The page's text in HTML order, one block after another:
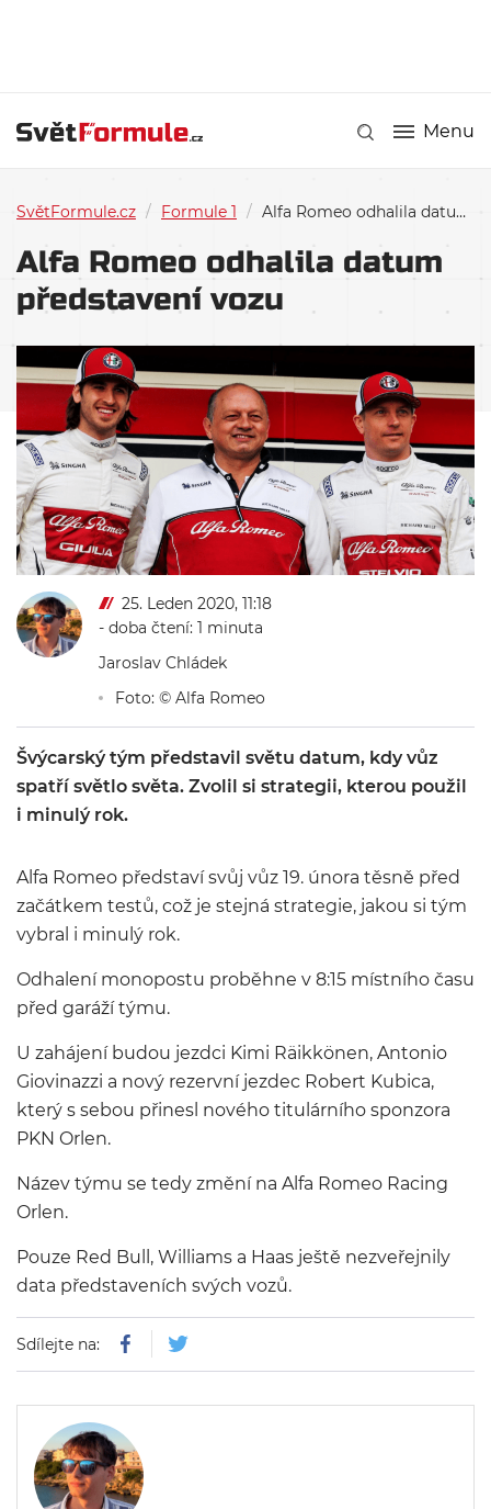
Menu
SvětFormule.cz / Formule 1 / Alfa Romeo odhalila datum představení vozu
Alfa Romeo odhalila datum
představení vozu
25. Leden 2020, 11:18
- doba čtení: 1 minuta
Jaroslav Chládek
Foto: © Alfa Romeo
Švýcarský tým představil světu datum, kdy vůz
spatří světlo světa. Zvolil si strategii, kterou použil
i minulý rok.
Alfa Romeo představí svůj vůz 19. února těsně před
začátkem testů, což je stejná strategie, jakou si tým
vybral i minulý rok.
Odhalení monopostu proběhne v 8:15 místního času
před garáží týmu.
U zahájení budou jezdci Kimi Räikkönen, Antonio
Giovinazzi a nový rezervní jezdec Robert Kubica,
který s sebou přinesl nového titulárního sponzora
PKN Orlen.
Název týmu se tedy změní na Alfa Romeo Racing
Orlen.
Pouze Red Bull, Williams a Haas ještě nezveřejnily
data představeních svých vozů.
Sdílejte na: